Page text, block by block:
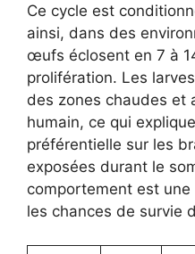
Ce cycle est
ainsi, dans des
œufs éclosent en 7 à
prolifération. Les
des zones chaudes et
humain, ce qui
préférentielle sur les
exposées durant le
comportement est
les chances de survie